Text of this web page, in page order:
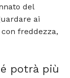
del
ai
freddezza,
potrà più